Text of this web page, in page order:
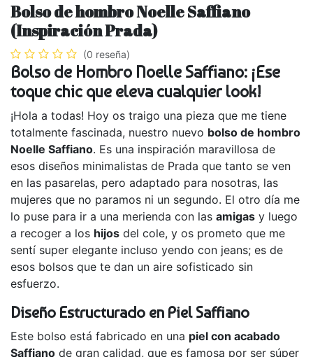
Bolso de hombro Noelle Saffiano
(Inspiración Prada)
(0 reseña)
Bolso de Hombro Noelle Saffiano: ¡Ese
toque chic que eleva cualquier look!
¡Hola a todas! Hoy os traigo una pieza que me tiene
totalmente fascinada, nuestro nuevo bolso de hombro
Noelle Saffiano. Es una inspiración maravillosa de
esos diseños minimalistas de Prada que tanto se ven
en las pasarelas, pero adaptado para nosotras, las
mujeres que no paramos ni un segundo. El otro día me
lo puse para ir a una merienda con las amigas y luego
a recoger a los hijos del cole, y os prometo que me
sentí super elegante incluso yendo con jeans; es de
esos bolsos que te dan un aire sofisticado sin
esfuerzo.
Diseño Estructurado en Piel Saffiano
Este bolso está fabricado en una piel con acabado
Saffiano de gran calidad, que es famosa por ser súper